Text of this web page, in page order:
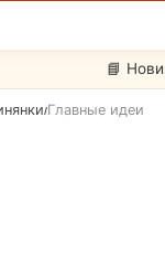
📘
/Главные идеи